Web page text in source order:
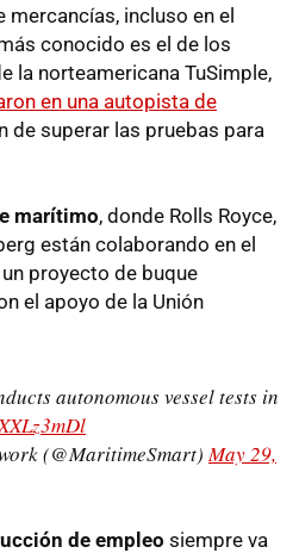
incluso en el
conocido es el de los
la norteamericana TuSimple,
en una autopista de
de superar las pruebas para
marítimo, donde Rolls Royce,
están colaborando en el
un proyecto de buque
el apoyo de la Unión
autonomous vessel tests in
(@MaritimeSmart)May 29,
de empleo siempre va